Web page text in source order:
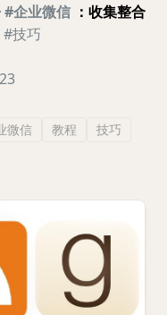
#企业微信 ：收集整合
#技巧
微信 教程 技巧